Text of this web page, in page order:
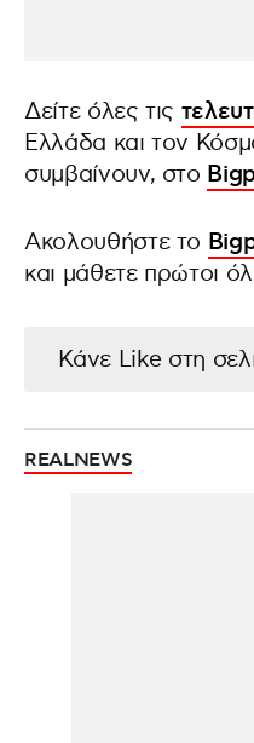
Δείτε όλες τις
Ελλάδα και τον
συμβαίνουν, στο
Ακολουθήστε το
και μάθετε πρώτοι
Κάνε Like στη
REALNEWS